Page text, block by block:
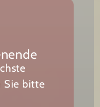
Sie bitte